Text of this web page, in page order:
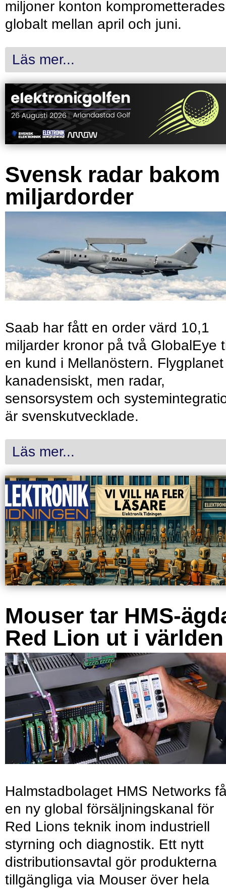
miljoner konton komprometterades
globalt mellan april och juni.
Läs mer...
Svensk radar bakom
miljardorder
Saab har fått en order värd 10,1
miljarder kronor på två GlobalEye
en kund i Mellanöstern.
kanadensiskt, men radar,
sensorsystem och
är svenskutvecklade.
Läs mer...
Mouser tar HMS-
Red Lion ut i världen
Halmstadbolaget HMS Networks
en ny global försäljningskanal för
Red Lions teknik inom industriell
styrning och diagnostik. Ett nytt
distributionsavtal gör produkterna
tillgängliga via Mouser över hela